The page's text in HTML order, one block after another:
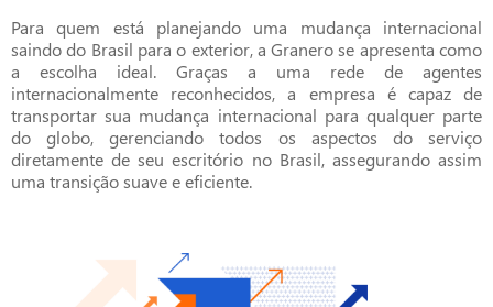
Para quem está planejando uma mudança internacional
saindo do Brasil para o exterior, a Granero se apresenta como
a escolha ideal. Graças a uma rede de agentes
internacionalmente reconhecidos, a empresa é capaz de
transportar sua mudança internacional para qualquer parte
do globo, gerenciando todos os aspectos do serviço
diretamente de seu escritório no Brasil, assegurando assim
uma transição suave e eficiente.